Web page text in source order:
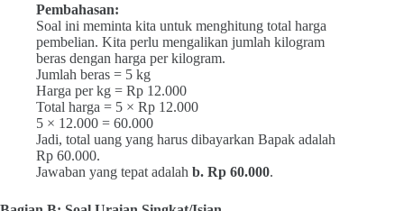
Pembahasan:
Soal ini meminta kita untuk menghitung total harga
pembelian. Kita perlu mengalikan jumlah kilogram
beras dengan harga per kilogram.
Jumlah beras = 5 kg
Harga per kg = Rp 12.000
Total harga = 5 × Rp 12.000
5 × 12.000 = 60.000
Jadi, total uang yang harus dibayarkan Bapak adalah
Rp 60.000.
Jawaban yang tepat adalah b. Rp 60.000.